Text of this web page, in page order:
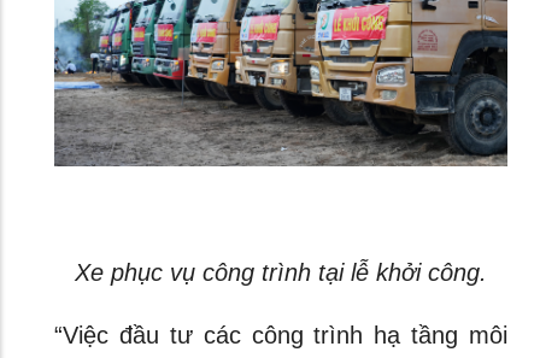
Xe phục vụ công trình tại lễ khởi công.
“Việc đầu tư các công trình hạ tầng môi